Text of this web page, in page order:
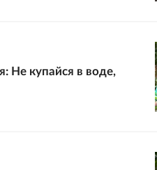
Не купайся в воде,